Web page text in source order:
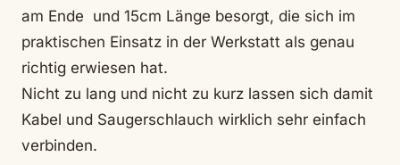
am Ende und 15cm Länge besorgt, die sich im
praktischen Einsatz in der Werkstatt als genau
richtig erwiesen hat.
Nicht zu lang und nicht zu kurz lassen sich damit
Kabel und Saugerschlauch wirklich sehr einfach
verbinden.